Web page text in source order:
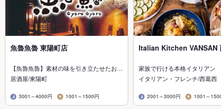
魚魯魚魯 東陽町店
【魚魯魚魯】素材の味を引き立たせたお…
居酒屋/東陽町
3001～4000円 1001～1500円
Italian Kitchen VANSAN
家族で行ける本格イタリアン
イタリアン・フレンチ/西葛西
2001～3000円 1001～